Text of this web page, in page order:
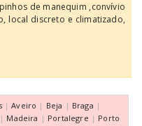
de manequim ,convívio
local discreto e climatizado,
| Aveiro | Beja | Braga |
| Madeira | Portalegre | Porto